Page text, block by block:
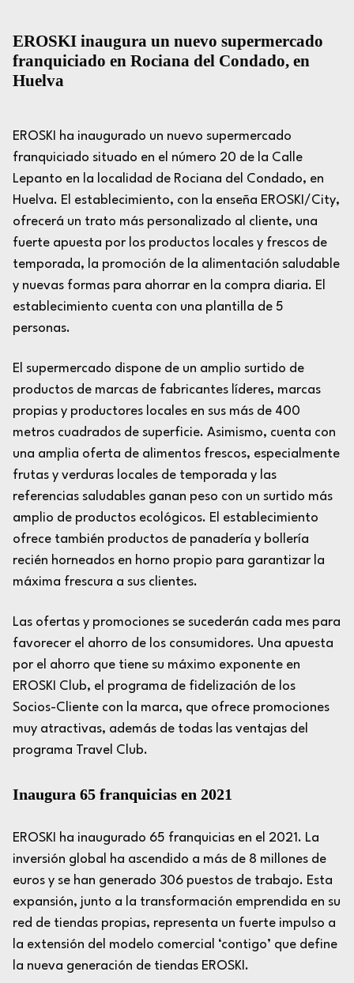
EROSKI inaugura un nuevo supermercado
franquiciado en Rociana del Condado, en
Huelva
EROSKI ha inaugurado un nuevo supermercado
franquiciado situado en el número 20 de la Calle
Lepanto en la localidad de Rociana del Condado, en
Huelva. El establecimiento, con la enseña EROSKI/City,
ofrecerá un trato más personalizado al cliente, una
fuerte apuesta por los productos locales y frescos de
temporada, la promoción de la alimentación saludable
y nuevas formas para ahorrar en la compra diaria. El
establecimiento cuenta con una plantilla de 5
personas.
El supermercado dispone de un amplio surtido de
productos de marcas de fabricantes líderes, marcas
propias y productores locales en sus más de 400
metros cuadrados de superficie. Asimismo, cuenta con
una amplia oferta de alimentos frescos, especialmente
frutas y verduras locales de temporada y las
referencias saludables ganan peso con un surtido más
amplio de productos ecológicos. El establecimiento
ofrece también productos de panadería y bollería
recién horneados en horno propio para garantizar la
máxima frescura a sus clientes.
Las ofertas y promociones se sucederán cada mes para
favorecer el ahorro de los consumidores. Una apuesta
por el ahorro que tiene su máximo exponente en
EROSKI Club, el programa de fidelización de los
Socios-Cliente con la marca, que ofrece promociones
muy atractivas, además de todas las ventajas del
programa Travel Club.
Inaugura 65 franquicias en 2021
EROSKI ha inaugurado 65 franquicias en el 2021. La
inversión global ha ascendido a más de 8 millones de
euros y se han generado 306 puestos de trabajo. Esta
expansión, junto a la transformación emprendida en su
red de tiendas propias, representa un fuerte impulso a
la extensión del modelo comercial ‘contigo’ que define
la nueva generación de tiendas EROSKI.